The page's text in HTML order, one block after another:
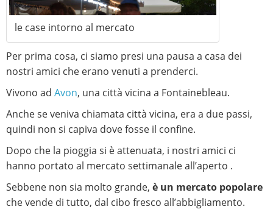
le case intorno al mercato
Per prima cosa, ci siamo presi una pausa a casa dei
nostri amici che erano venuti a prenderci.
Vivono ad Avon, una città vicina a Fontainebleau.
Anche se veniva chiamata città vicina, era a due passi,
quindi non si capiva dove fosse il confine.
Dopo che la pioggia si è attenuata, i nostri amici ci
hanno portato al mercato settimanale all’aperto .
Sebbene non sia molto grande, è un mercato popolare
che vende di tutto, dal cibo fresco all’abbigliamento.